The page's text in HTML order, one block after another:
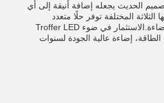
الحديث يجعله إضافة أنيقة إلى أي
المختلفة توفر حلًا متعدد
الاستخدامات لأي حاجة إضاءة.الاستثمار في ضوء Troffer LED
الطاقة، إضاءة عالية الجودة لسنوات